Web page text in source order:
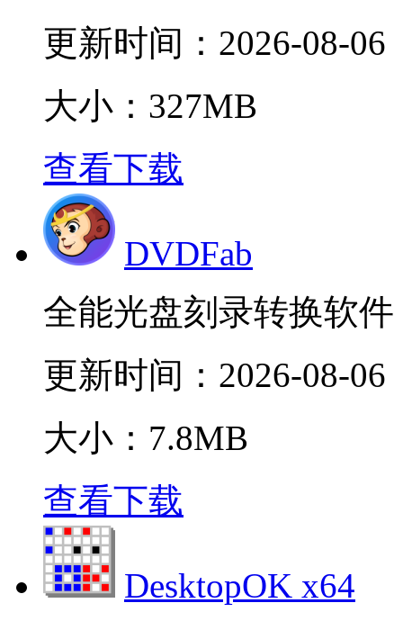
更新时间： 2026-08-06
大小：327MB
查看下载
DVDFab
全能光盘刻录转换软件
更新时间： 2026-08-06
大小：7.8MB
查看下载
DesktopOK x64